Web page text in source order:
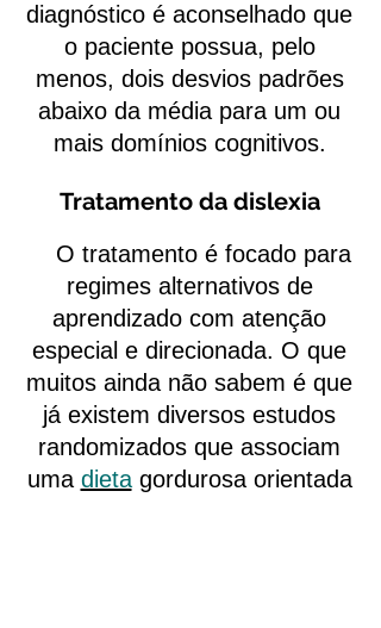
diagnóstico é aconselhado que
o paciente possua, pelo
menos, dois desvios padrões
abaixo da média para um ou
mais domínios cognitivos.
Tratamento da dislexia
O tratamento é focado para
regimes alternativos de
aprendizado com atenção
especial e direcionada. O que
muitos ainda não sabem é que
já existem diversos estudos
randomizados que associam
uma dietagordurosa orientada